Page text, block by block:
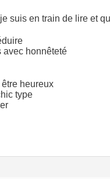
suis en train de lire et
avec honnêteté
heureux
type